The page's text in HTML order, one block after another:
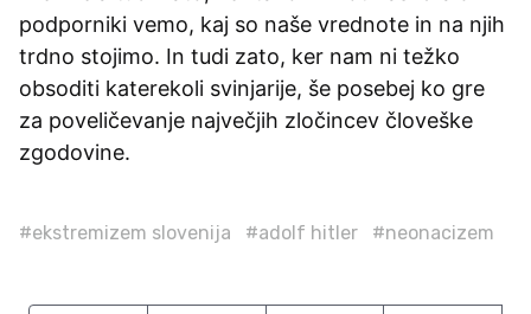
podporniki vemo, kaj so naše vrednote in na njih
trdno stojimo. In tudi zato, ker nam ni težko
obsoditi katerekoli svinjarije, še posebej ko gre
za poveličevanje največjih zločincev človeške
zgodovine.
#ekstremizem slovenija #adolf hitler #neonacizem